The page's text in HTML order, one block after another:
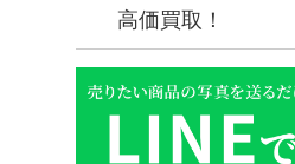
高価買取！